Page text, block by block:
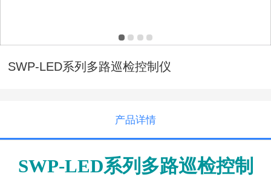
SWP-LED系列多路巡检控制仪
产品详情
SWP-LED系列多路巡检控制